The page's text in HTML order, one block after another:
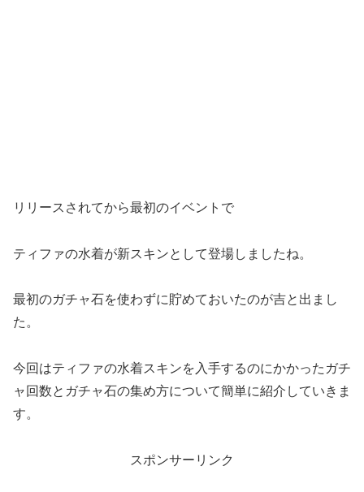
リリースされてから最初のイベントで
ティファの水着が新スキンとして登場しましたね。
最初のガチャ石を使わずに貯めておいたのが吉と出まし
た。
今回はティファの水着スキンを入手するのにかかったガチ
ャ回数とガチャ石の集め方について簡単に紹介していきま
す。
スポンサーリンク